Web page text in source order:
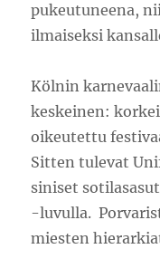
pukeutuneena,
ilmaiseksi
Kölnin
keskeinen:
oikeutettu
Sitten tulevat
siniset
-luvulla.
miesten